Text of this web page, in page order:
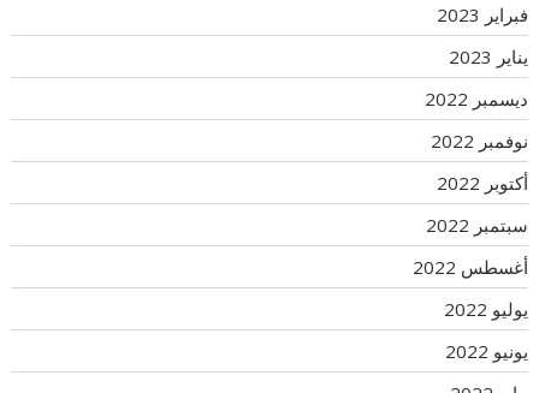
فبراير 2023
يناير 2023
ديسمبر 2022
نوفمبر 2022
أكتوبر 2022
سبتمبر 2022
أغسطس 2022
يوليو 2022
يونيو 2022